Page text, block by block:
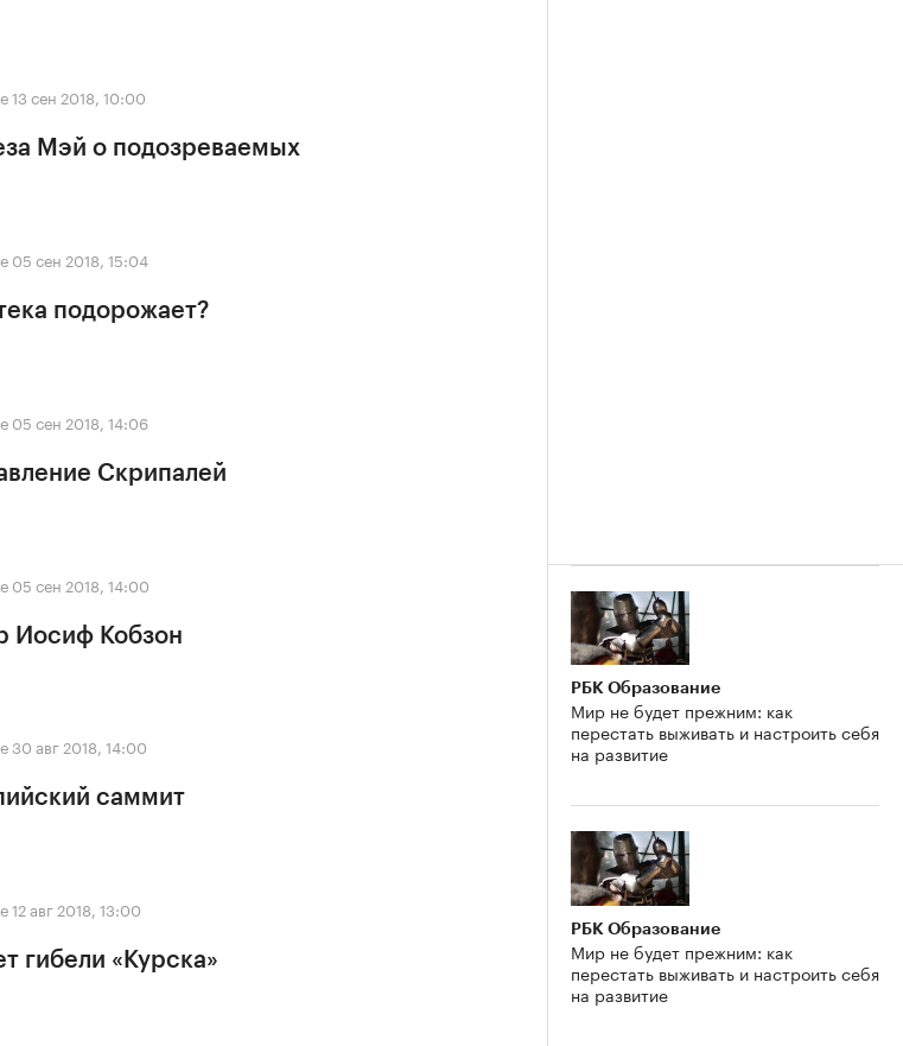
13 сен 2018, 10:00
Мэй о подозреваемых
05 сен 2018, 15:04
подорожает?
05 сен 2018, 14:06
Скрипалей
05 сен 2018, 14:00
Иосиф Кобзон
30 авг 2018, 14:00
саммит
12 авг 2018, 13:00
гибели «Курска»
РБК Образование
Мир не будет прежним: как
перестать выживать и настроить себя
на развитие
РБК Образование
Мир не будет прежним: как
перестать выживать и настроить себя
на развитие